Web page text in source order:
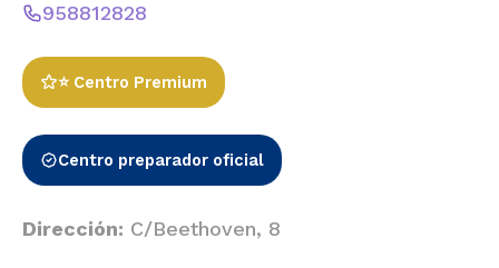
958812828
⭐ Centro Premium
Centro preparador oficial
Dirección: C/Beethoven, 8